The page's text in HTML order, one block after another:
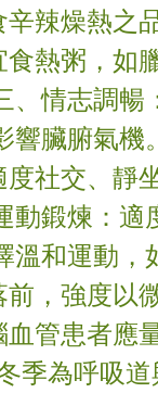
辣燥熱之
熱粥，如
、情志調暢
響臟腑氣機
社交、靜
鍛煉：適
和運動，
，強度以
管患者應
季為呼吸